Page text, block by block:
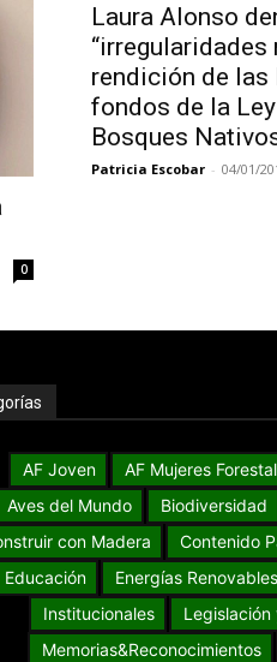
0
Laura Alonso
rendición de
fondos de la
Bosques
Patricia Escobar - 04/01/
AF Joven AF Mujeres
Aves del Mundo
Biodiversidad
con Madera
Contenido
Educación
Energías Renovables
Institucionales
Memorias&Reconocimientos